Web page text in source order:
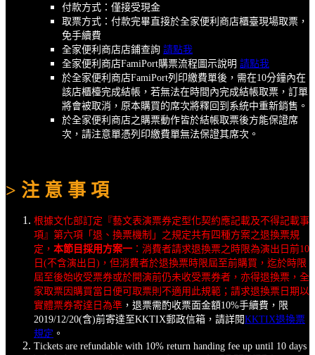
付款方式：僅接受現金
取票方式：付款完畢直接於全家便利商店櫃臺現場取票，
免手續費
全家便利商店店鋪查詢 請點我
全家便利商店FamiPort購票流程圖示說明 請點我
於全家便利商店FamiPort列印繳費單後，需在10分鐘內在
該店櫃檯完成結帳，若無法在時間內完成結帳取票，訂單
將會被取消，原本購買的席次將釋回到系統中重新銷售。
於全家便利商店之購票動作皆於結帳取票後方能保證席
次，請注意單憑列印繳費單無法保證其席次。
> 注 意 事 項
根據文化部訂定『藝文表演票券定型化契約應記載及不得記載事
項』第六項「退、換票機制」之規定共有四種方案之退換票規
定， 本節目採用方案一 ：消費者請求退換票之時限為演出日前10
日(不含演出日)，但消費者於退換票時限屆至前購買，迄於時限
屆至後始收受票券或於開演前仍未收受票券者，亦得退換票，全
家取票因購買當日便可取票則不適用此規範；請求退換票日期以
實體票券寄達日為準 ，退票需酌收票面金額10%手續費，限
2019/12/20(含)前寄達至KKTIX郵政信箱，請詳閱KKTIX退換票
規定 。
Tickets are refundable with 10% return handing fee up until 10 days